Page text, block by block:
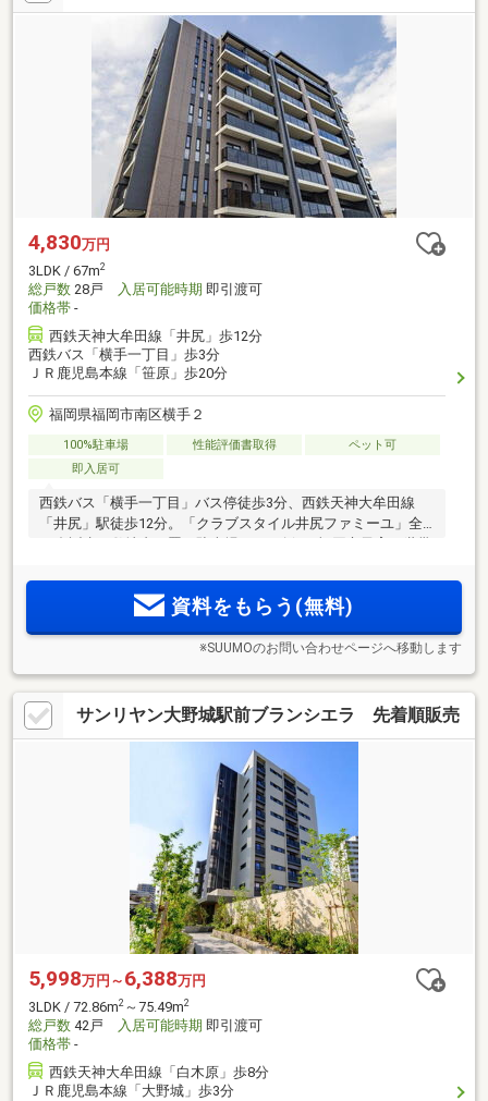
4,830万円
3LDK / 67m2
総戸数 28戸 入居可能時期 即引渡可
価格帯 -
西鉄天神大牟田線「井尻」歩12分
西鉄バス「横手一丁目」歩3分
ＪＲ鹿児島本線「笹原」歩20分
福岡県福岡市南区横手２
100%駐車場 性能評価書取得
ペット可
即入居可
西鉄バス「横手一丁目」バス停徒歩3分、西鉄天神大牟田線
「井尻」駅徒歩12分。「クラブスタイル井尻ファミーユ」全
条件・制約あり）。「先着5邸 限定」100万円相当家具付き分
資料をもらう(無料)
※SUUMOのお問い合わせページへ移動します
サンリヤン大野城駅前ブランシエラ 先着順販売
5,998万円～ 6,388万円
3LDK / 72.86m2 ～75.49m2
総戸数 42戸 入居可能時期 即引渡可
価格帯 -
西鉄天神大牟田線「白木原」歩8分
ＪＲ鹿児島本線「大野城」歩3分